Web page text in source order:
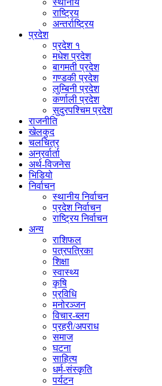
स्थानीय
राष्ट्रिय
अन्तर्राष्ट्रिय
प्रदेश
प्रदेश १
मधेश प्रदेश
बागमती प्रदेश
गण्डकी प्रदेश
लुम्बिनी प्रदेश
कर्णाली प्रदेश
सुदुरपश्चिम प्रदेश
राजनीति
खेलकुद
चलचित्र
अन्रर्वार्ता
अर्थ-विजनेस
भिडियो
निर्वाचन
स्थानीय निर्वाचन
प्रदेश निर्वाचन
राष्ट्रिय निर्वाचन
अन्य
राशिफल
पत्रपत्रिका
शिक्षा
स्वास्थ्य
कृषि
प्रविधि
मनोरञ्जन
विचार-ब्लग
प्रहरी/अपराध
समाज
घटना
साहित्य
धर्म-संस्कृति
पर्यटन